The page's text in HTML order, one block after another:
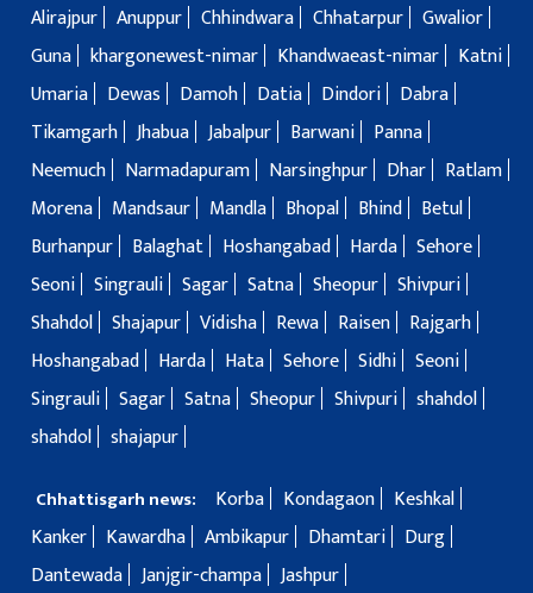
Alirajpur Anuppur Chhindwara Chhatarpur Gwalior
Guna khargonewest-nimar Khandwaeast-nimar
Katni
Umaria
Dewas Damoh Datia Dindori
Dabra
Tikamgarh Jhabua Jabalpur Barwani
Panna
Neemuch
Narmadapuram Narsinghpur Dhar
Ratlam
Morena
Mandsaur Mandla Bhopal Bhind
Betul
Burhanpur
Balaghat Hoshangabad Harda Sehore
Seoni Singrauli Sagar Satna Sheopur Shivpuri
Shahdol Shajapur Vidisha Rewa Raisen
Rajgarh
Hoshangabad
Harda Hata Sehore Sidhi Seoni
Singrauli Sagar Satna Sheopur Shivpuri shahdol
shahdol shajapur
Chhattisgarh news: Korba Kondagaon
Keshkal
Kanker
Kawardha Ambikapur Dhamtari
Durg
Dantewada Janjgir-champa Jashpur